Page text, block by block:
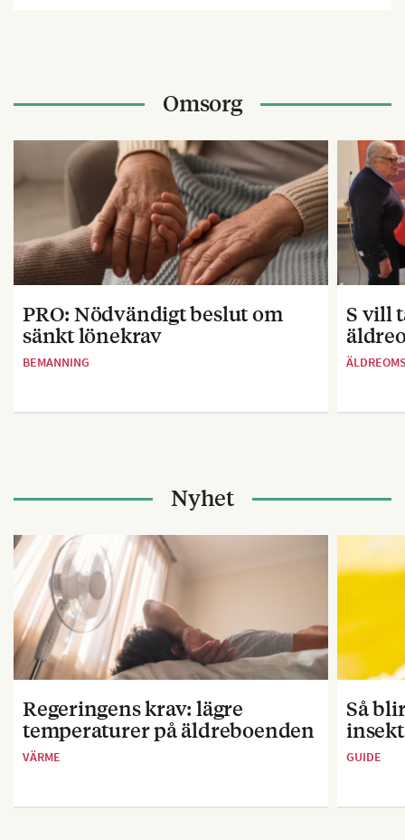
Omsorg
PRO: Nödvändigt beslut om
sänkt lönekrav
BEMANNING
S vill
Nyhet
Regeringens krav: lägre
temperaturer på äldreboenden
VÄRME
Så
GUIDE